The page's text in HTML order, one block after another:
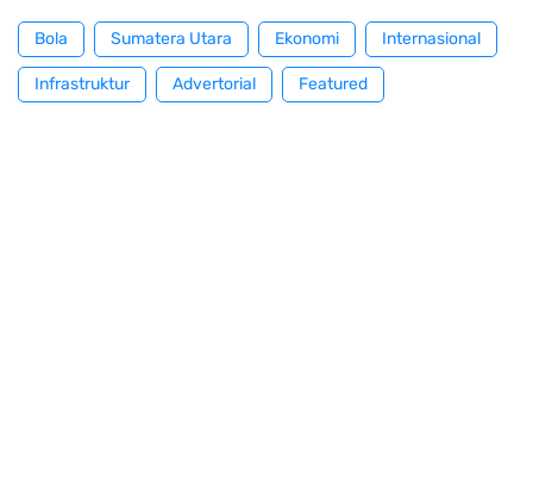
Bola Sumatera Utara Ekonomi Internasional
Infrastruktur Advertorial Featured